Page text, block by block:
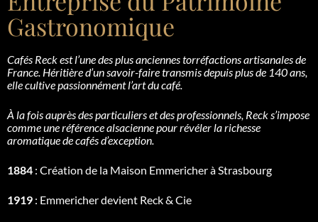
Gastronomique
Cafés Reck est l’une des plus anciennes torréfactions artisanales de
France. Héritière d’un savoir-faire transmis depuis plus de 140 ans,
elle cultive passionnément l’art du café.
À la fois auprès des particuliers et des professionnels, Reck s’impose
comme une référence alsacienne pour révéler la richesse
aromatique de cafés d’exception.
1884 : Création de la Maison Emmericher à Strasbourg
1919 : Emmericher devient Reck & Cie